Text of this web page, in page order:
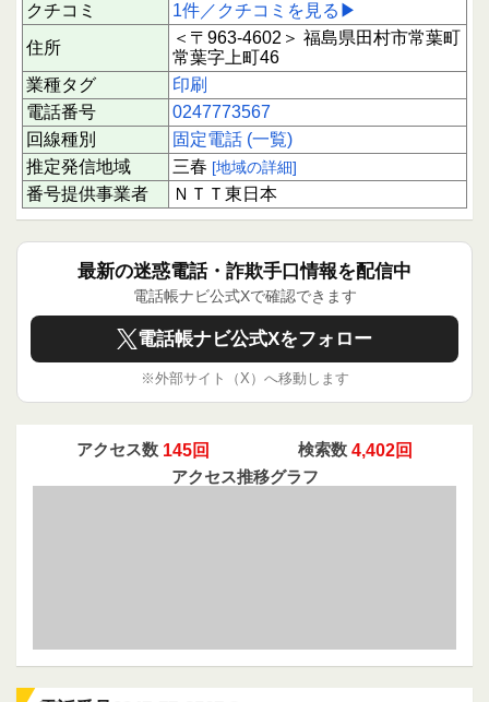
クチコミ
1件／クチコミを見る▶
住所
＜〒963-4602＞ 福島県田村市常葉町
常葉字上町46
業種タグ
印刷
電話番号
0247773567
回線種別
固定電話 (一覧)
推定発信地域
三春 [地域の詳細]
番号提供事業者 ＮＴＴ東日本
最新の迷惑電話・詐欺手口情報を配信中
電話帳ナビ公式Xで確認できます
電話帳ナビ公式Xをフォロー
※外部サイト（X）へ移動します
アクセス数 145回 検索数 4,402回
アクセス推移グラフ